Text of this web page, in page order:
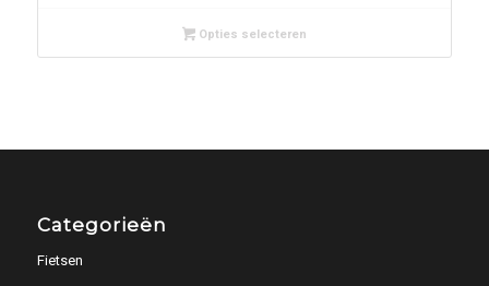
Opties selecteren
Categorieën
Fietsen